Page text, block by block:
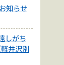
知らせ
しがち
井沢別